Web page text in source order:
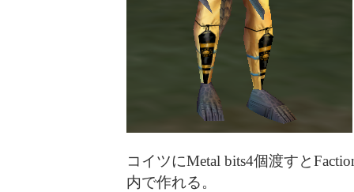
コイツにMetal bits4個渡すと
内で作れる。